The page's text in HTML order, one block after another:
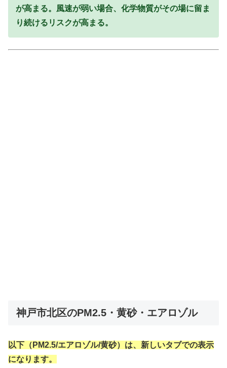
が高まる。風速が弱い場合、化学物質がその場に留ま
り続けるリスクが高まる。
神戸市北区のPM2.5・黄砂・エアロゾル
以下（PM2.5/エアロゾル/黄砂）は、新しいタブでの表示
になります。